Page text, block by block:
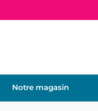
Notre magasin